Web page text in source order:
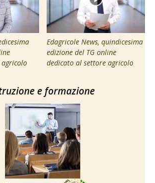
Edagricole News, quindicesima
edizione del TG online
dedicato al settore agricolo
e formazione